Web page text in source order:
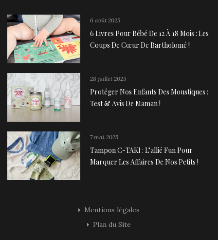
6 août 2025
6 Livres Pour Bébé De 12 À 18 Mois : Les
Coups De Cœur De Bartholomé !
28 juillet 2025
Protéger Nos Enfants Des Moustiques :
Test & Avis De Maman !
7 mai 2025
Tampon C-TAKI : L’allié Fun Pour
Marquer Les Affaires De Nos Petits !
Mentions légales
Plan du Site